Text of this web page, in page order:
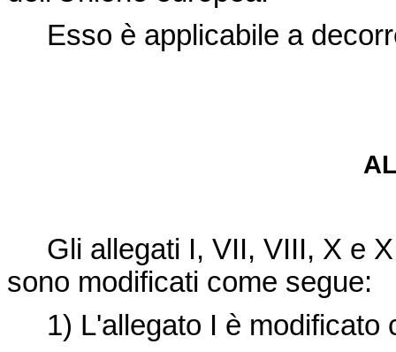
Esso è applicabile a
Gli allegati I, VII, VIII, X e
sono modificati come segue:
1) L'allegato I è modificato